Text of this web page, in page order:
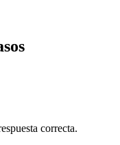
correcta.